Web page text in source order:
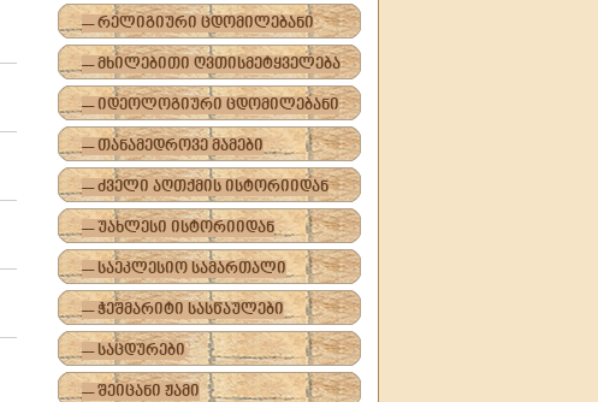
-- რელიგიური ცდომილებანი
-- მხილებითი ღვთისმეტყველება
-- იდეოლოგიური ცდომილებანი
-- თანამედროვე მამები
-- ძველი აღთქმის ისტორიიდან
-- უახლესი ისტორიიდან
-- საეკლესიო სამართალი
-- ჭეშმარიტი სასწაულები
-- საცდურები
-- შეიცანი ჟამი